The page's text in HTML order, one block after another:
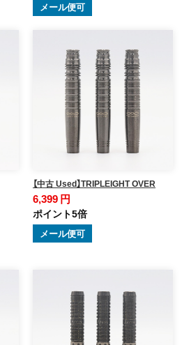
メール便可
【中古 Used】TRIPLEIGHT OVER
6,399 円
ポイント5倍
メール便可